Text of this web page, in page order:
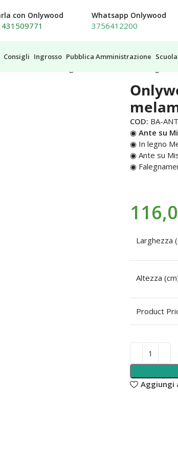
con Onlywood Whatsapp Onlywood
3756412200
Consigli Ingrosso Pubblica Amministrazione Scuola
COD: BA-
◉ Ante su
◉ In legno
◉ Ante su
◉
Larghezza
Altezza
Product
Aggiungi